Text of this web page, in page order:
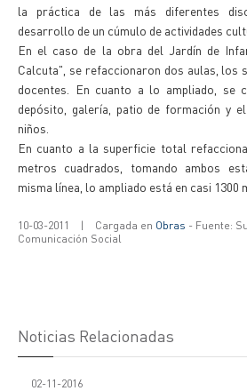
la práctica de las más diferentes
desarrollo de un cúmulo de actividades
En el caso de la obra del Jardín de
Calcuta", se refaccionaron dos aulas, los
docentes. En cuanto a lo ampliado, se
depósito, galería, patio de formación y
niños.
En cuanto a la superficie total
metros cuadrados, tomando ambos
misma línea, lo ampliado está en casi 1300
10-03-2011 | Cargada en Obras - Fuente:
Comunicación Social
Noticias Relacionadas
02-11-2016